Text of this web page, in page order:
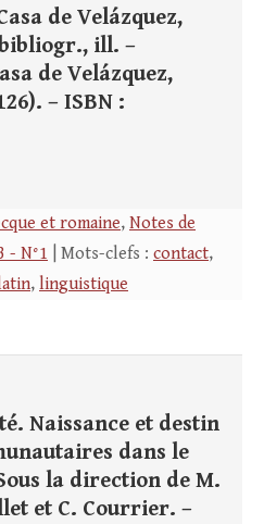
de Velázquez,
bibliogr., ill. –
de Velázquez,
– ISBN :
et romaine, Notes de
- N°1 | Mots-clefs : contact,
, linguistique
Naissance et destin
dans le
la direction de M.
et C. Courrier. –